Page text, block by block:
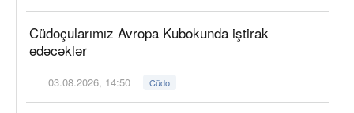
Cüdoçularımız Avropa Kubokunda iştirak
edəcəklər
03.08.2026, 14:50 Cüdo